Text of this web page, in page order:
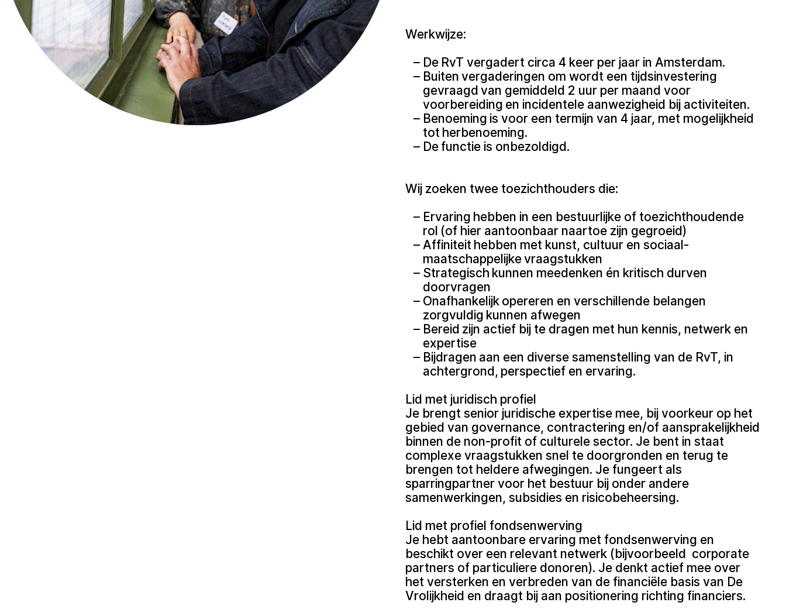
Werkwijze:
De RvT vergadert circa 4 keer per jaar in Amsterdam.
Buiten vergaderingen om wordt een tijdsinvestering
gevraagd van gemiddeld 2 uur per maand voor
voorbereiding en incidentele aanwezigheid bij activiteiten.
Benoeming is voor een termijn van 4 jaar, met mogelijkheid
tot herbenoeming.
De functie is onbezoldigd.
Wij zoeken twee toezichthouders die:
Ervaring hebben in een bestuurlijke of toezichthoudende
rol (of hier aantoonbaar naartoe zijn gegroeid)
Affiniteit hebben met kunst, cultuur en sociaal-
maatschappelijke vraagstukken
Strategisch kunnen meedenken én kritisch durven
doorvragen
Onafhankelijk opereren en verschillende belangen
zorgvuldig kunnen afwegen
Bereid zijn actief bij te dragen met hun kennis, netwerk en
expertise
Bijdragen aan een diverse samenstelling van de RvT, in
achtergrond, perspectief en ervaring.
Lid met juridisch profiel
Je brengt senior juridische expertise mee, bij voorkeur op het
gebied van governance, contractering en/of aansprakelijkheid
binnen de non-profit of culturele sector. Je bent in staat
complexe vraagstukken snel te doorgronden en terug te
brengen tot heldere afwegingen. Je fungeert als
sparringpartner voor het bestuur bij onder andere
samenwerkingen, subsidies en risicobeheersing.
Lid met profiel fondsenwerving
Je hebt aantoonbare ervaring met fondsenwerving en
beschikt over een relevant netwerk (bijvoorbeeld corporate
partners of particuliere donoren). Je denkt actief mee over
het versterken en verbreden van de financiële basis van De
Vrolijkheid en draagt bij aan positionering richting financiers.